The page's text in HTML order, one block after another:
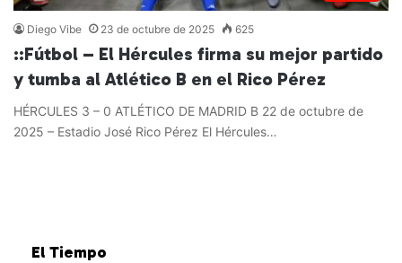
Diego Vibe 23 de octubre de 2025 625
::Fútbol – El Hércules firma su mejor partido
y tumba al Atlético B en el Rico Pérez
HÉRCULES 3 – 0 ATLÉTICO DE MADRID B 22 de octubre de
2025 – Estadio José Rico Pérez El Hércules…
El Tiempo